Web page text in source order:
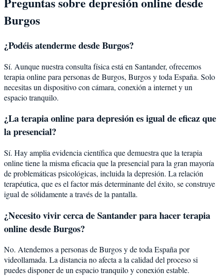
Burgos
¿Podéis atenderme desdeBurgos?
Sí. Aunque nuestra consulta física está en Santander, ofrecemos
terapia online para personas deBurgos, Burgosy toda España. Solo
necesitas un dispositivo con cámara, conexión a internet y un
espacio tranquilo.
¿La terapia online paradepresiónes igual de eficaz que
la presencial?
Sí. Hay amplia evidencia científica que demuestra que la terapia
online tiene la misma eficacia que la presencial para la gran mayoría
de problemáticas psicológicas, incluida la depresión. La relación
terapéutica, que es el factor más determinante del éxito, se construye
igual de sólidamente a través de la pantalla.
¿Necesito vivir cerca de Santander para hacer terapia
online desde Burgos?
No. Atendemos a personas de Burgos y de toda España por
videollamada. La distancia no afecta a la calidad del proceso si
puedes disponer de un espacio tranquilo y conexión estable.